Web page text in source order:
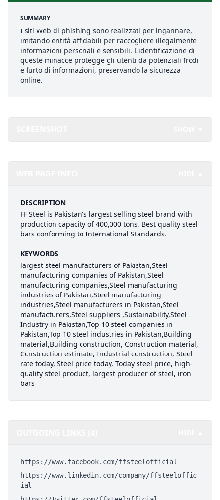
SUMMARY
I siti Web di phishing sono realizzati per ingannare,
imitando entità affidabili per raccogliere illegalmente
informazioni personali e sensibili. L'identificazione di
queste minacce protegge gli utenti da potenziali frodi
e furto di informazioni, preservando la sicurezza
online.
DESCRIPTION
FF Steel is Pakistan's largest selling steel brand with
production capacity of 400,000 tons, Best quality steel
bars conforming to International Standards.
KEYWORDS
largest steel manufacturers of Pakistan,Steel
manufacturing companies of Pakistan,Steel
manufacturing companies,Steel manufacturing
industries of Pakistan,Steel manufacturing
industries,Steel manufacturers in Pakistan,Steel
manufacturers,Steel suppliers ,Sustainability,Steel
Industry in Pakistan,Top 10 steel companies in
Pakistan,Top 10 steel industries in Pakistan,Building
material,Building construction, Construction material,
Construction estimate, Industrial construction, Steel
rate today, Steel price today, Today steel price, high-
quality steel product, largest producer of steel, iron
bars
https://www.facebook.com/ffsteelofficial
https://www.linkedin.com/company/ffsteeloffic
ial